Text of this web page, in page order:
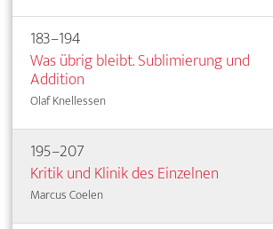
183–194
Was übrig bleibt. Sublimierung und
Addition
Olaf Knellessen
195–207
Kritik und Klinik des Einzelnen
Marcus Coelen